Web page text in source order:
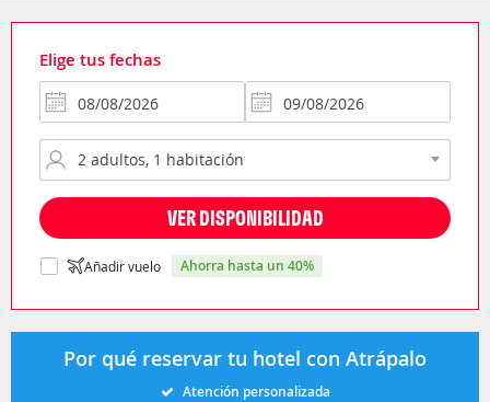
Elige tus fechas
VER DISPONIBILIDAD
Añadir vuelo ahorra hasta un 40%
Por qué reservar tu hotel con Atrápalo
Atención personalizada